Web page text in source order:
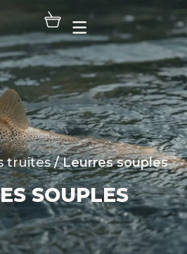
truites/ Leurres souples
SOUPLES